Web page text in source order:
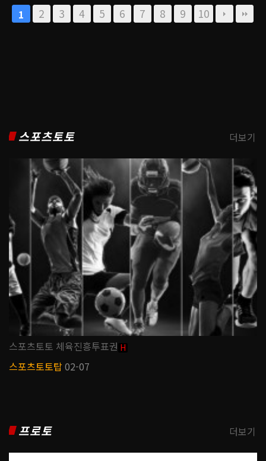
1 2 3 4 5 6 7 8 9 10
스포츠토토
스포츠토토 체육진흥투표권 H
스포츠토토탑02-07
더보기
프로토 더보기